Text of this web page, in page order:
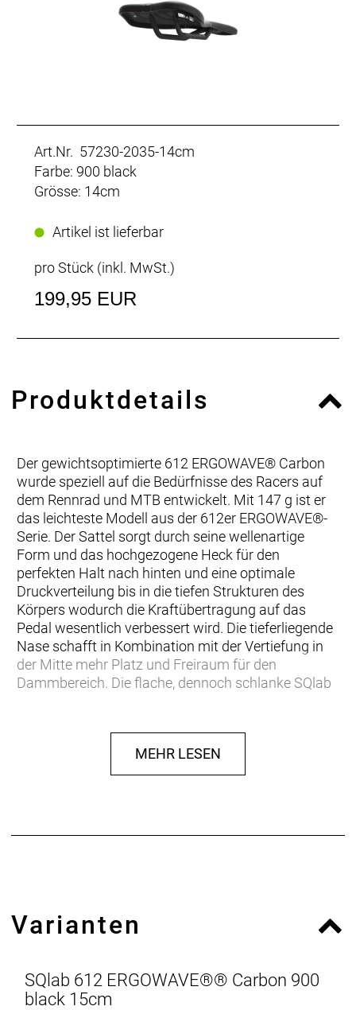
Art.Nr. 57230-2035-14cm
Farbe: 900 black
Grösse: 14cm
Artikel ist lieferbar
pro Stück (inkl. MwSt.)
199,95 EUR
Produktdetails
Der gewichtsoptimierte 612 ERGOWAVE® Carbon
wurde speziell auf die Bedürfnisse des Racers auf
dem Rennrad und MTB entwickelt. Mit 147 g ist er
das leichteste Modell aus der 612er ERGOWAVE®-
Serie. Der Sattel sorgt durch seine wellenartige
Form und das hochgezogene Heck für den
perfekten Halt nach hinten und eine optimale
Druckverteilung bis in die tiefen Strukturen des
Körpers wodurch die Kraftübertragung auf das
Pedal wesentlich verbessert wird. Die tieferliegende
Nase schafft in Kombination mit der Vertiefung in
der Mitte mehr Platz und Freiraum für den
Dammbereich. Die flache, dennoch schlanke SQlab
Bedürfnisse auf dem Rennrad abgestimmt. Die
Flexeigenschaften des Sattels sind für einen
optimalen Komfort bis 75 kg abgestimmt. Die
MEHR LESEN
Varianten
SQlab 612 ERGOWAVE®® Carbon 900
black 15cm